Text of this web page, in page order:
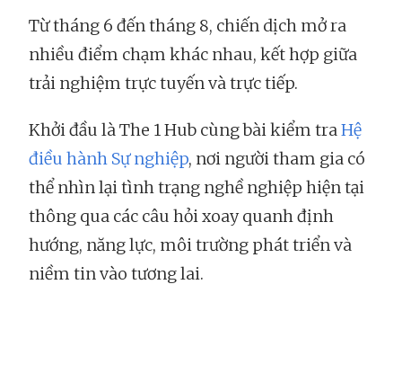
Từ tháng 6 đến tháng 8, chiến dịch mở ra
nhiều điểm chạm khác nhau, kết hợp giữa
trải nghiệm trực tuyến và trực tiếp.
Khởi đầu là The 1 Hub cùng bài kiểm traHệ
điều hành Sự nghiệp, nơi người tham gia có
thể nhìn lại tình trạng nghề nghiệp hiện tại
thông qua các câu hỏi xoay quanh định
hướng, năng lực, môi trường phát triển và
niềm tin vào tương lai.